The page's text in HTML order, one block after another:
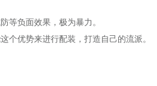
负面效果，极为暴力。
优势来进行配装，打造自己的流派。